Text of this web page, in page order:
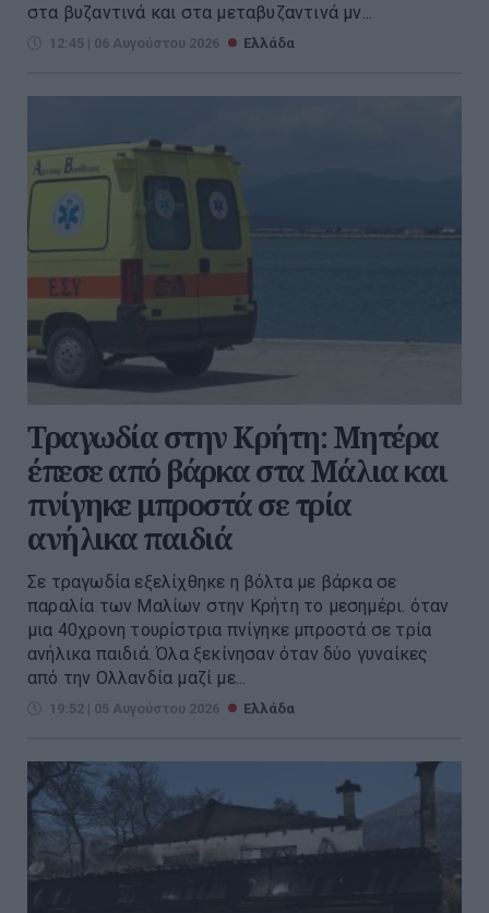
στα βυζαντινά και στα μεταβυζαντινά μν...
12:45 | 06 Αυγούστου 2026 Ελλάδα
Τραγωδία στην Κρήτη: Μητέρα
έπεσε από βάρκα στα Μάλια και
πνίγηκε μπροστά σε τρία
ανήλικα παιδιά
Σε τραγωδία εξελίχθηκε η βόλτα με βάρκα σε
παραλία των Μαλίων στην Κρήτη το μεσημέρι. όταν
μια 40χρονη τουρίστρια πνίγηκε μπροστά σε τρία
ανήλικα παιδιά. Όλα ξεκίνησαν όταν δύο γυναίκες
από την Ολλανδία μαζί με...
19:52 | 05 Αυγούστου 2026 Ελλάδα